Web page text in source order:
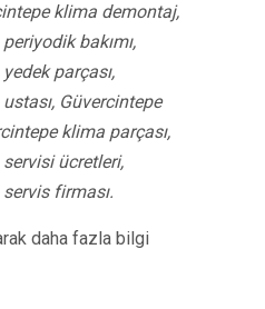
klima demontaj,
bakımı,
parçası,
Güvercintepe
klima parçası,
ücretleri,
firması.
daha fazla bilgi